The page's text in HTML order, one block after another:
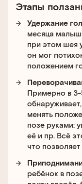
Этапы
Удержание
месяца
при этом шея
он мог
положением
Примерно в
менять
позе руками:
её и пр. Всё
что
ребёнок в